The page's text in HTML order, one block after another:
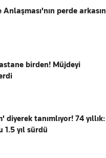
perde
birden! Müjdeyi
diyerek tanımlıyor! 74 yıllık:
1.5 yıl sürdü